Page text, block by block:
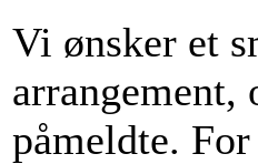
Vi ønsker et
arrangement,
påmeldte.